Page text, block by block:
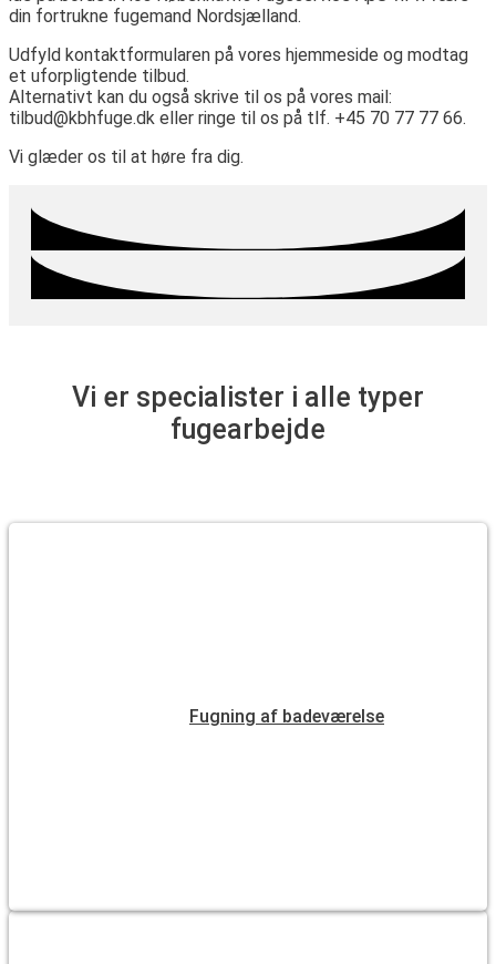
din fortrukne fugemand Nordsjælland.
Udfyld kontaktformularen på vores hjemmeside og modtag
et uforpligtende tilbud.
Alternativt kan du også skrive til os på vores mail:
tilbud@kbhfuge.dk eller ringe til os på tlf. +45 70 77 77 66.
Vi glæder os til at høre fra dig.
Vi er specialister i alle typer
fugearbejde
Fugning af badeværelse